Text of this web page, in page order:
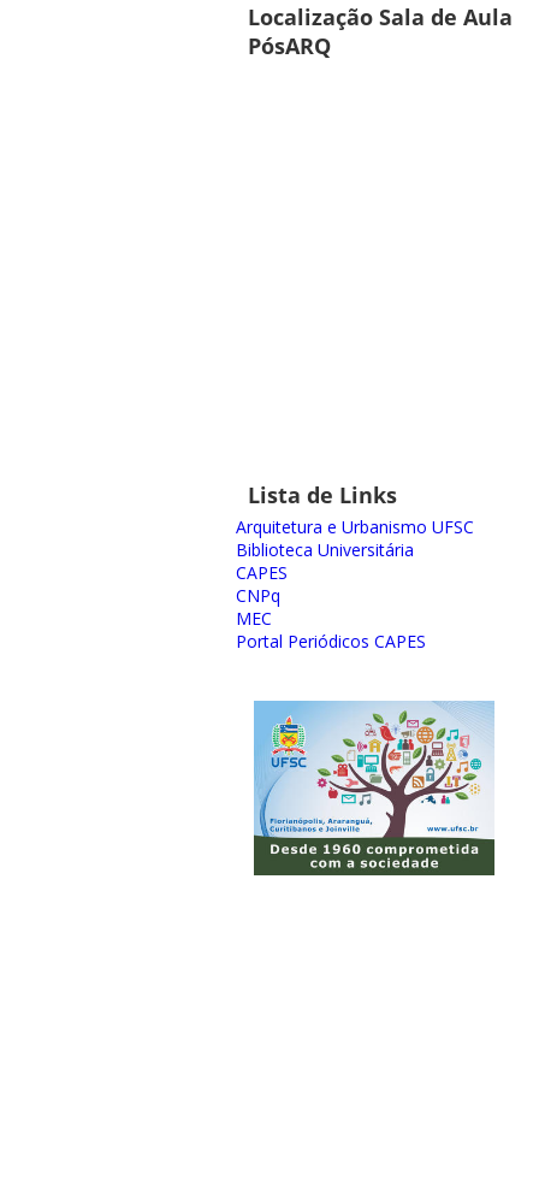
Localização Sala de Aula
PósARQ
Lista de Links
Arquitetura e Urbanismo UFSC
Biblioteca Universitária
CAPES
CNPq
MEC
Portal Periódicos CAPES